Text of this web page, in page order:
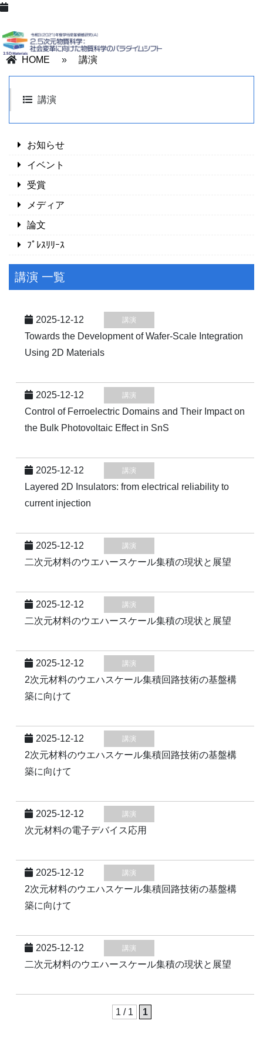
HOME » 講演
講演
お知らせ
イベント
受賞
メディア
論文
ﾌﾟﾚｽﾘﾘｰｽ
講演 一覧
2025-12-12 講演
Towards the Development of Wafer-Scale Integration
Using 2D Materials
2025-12-12 講演
Control of Ferroelectric Domains and Their Impact on
the Bulk Photovoltaic Effect in SnS
2025-12-12 講演
Layered 2D Insulators: from electrical reliability to
current injection
2025-12-12 講演
二次元材料のウエハースケール集積の現状と展望
2025-12-12 講演
二次元材料のウエハースケール集積の現状と展望
2025-12-12 講演
2次元材料のウエハスケール集積回路技術の基盤構
築に向けて
2025-12-12 講演
2次元材料のウエハスケール集積回路技術の基盤構
築に向けて
2025-12-12 講演
次元材料の電子デバイス応用
2025-12-12 講演
2次元材料のウエハスケール集積回路技術の基盤構
築に向けて
2025-12-12 講演
二次元材料のウエハースケール集積の現状と展望
1 / 1 1